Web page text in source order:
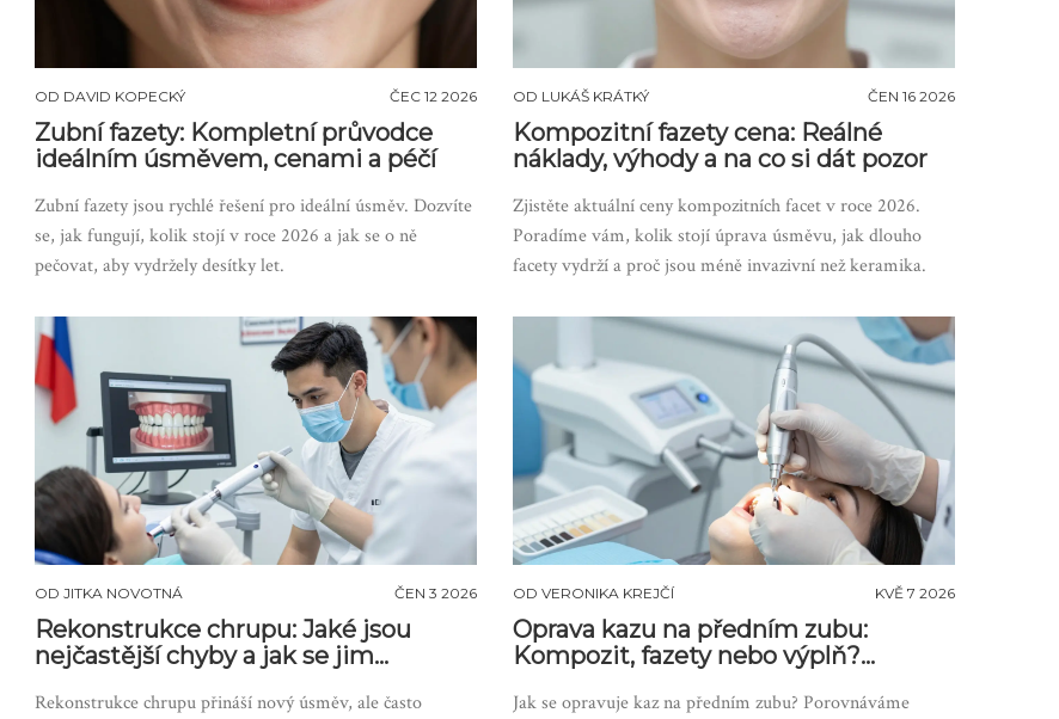
OD DAVID KOPECKÝ ČEC 12 2026
Zubní fazety: Kompletní průvodce
ideálním úsměvem, cenami a péčí
Zubní fazety jsou rychlé řešení pro ideální úsměv. Dozvíte
se, jak fungují, kolik stojí v roce 2026 a jak se o ně
pečovat, aby vydržely desítky let.
OD LUKÁŠ KRÁTKÝ ČEN 16 2026
Kompozitní fazety cena: Reálné
náklady, výhody a na co si dát pozor
Zjistěte aktuální ceny kompozitních facet v roce 2026.
Poradíme vám, kolik stojí úprava úsměvu, jak dlouho
facety vydrží a proč jsou méně invazivní než keramika.
OD JITKA NOVOTNÁ ČEN 3 2026
Rekonstrukce chrupu: Jaké jsou
nejčastější chyby a jak se jim
Rekonstrukce chrupu přináší nový úsměv, ale často
OD VERONIKA KREJČÍ KVĚ 7 2026
Oprava kazu na předním zubu:
Kompozit, fazety nebo výplň?
Jak se opravuje kaz na předním zubu? Porovnáváme